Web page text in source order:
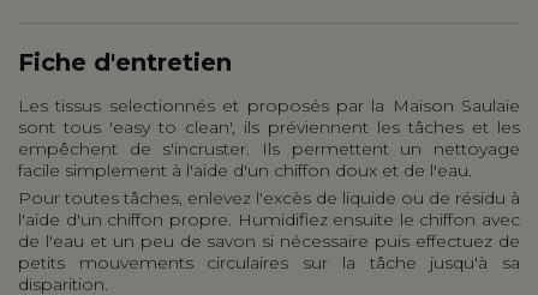
Fiche d'entretien
Les tissus selectionnés et proposés par la Maison Saulaie
sont tous 'easy to clean', ils préviennent les tâches et les
empêchent de s'incruster. Ils permettent un nettoyage
facile simplement à l'aide d'un chiffon doux et de l'eau.
Pour toutes tâches, enlevez l'excès de liquide ou de résidu à
l'aide d'un chiffon propre. Humidifiez ensuite le chiffon avec
de l'eau et un peu de savon si nécessaire puis effectuez de
petits mouvements circulaires sur la tâche jusqu'à sa
disparition.